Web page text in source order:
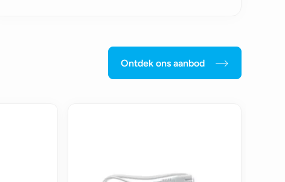
Ontdek ons aanbod